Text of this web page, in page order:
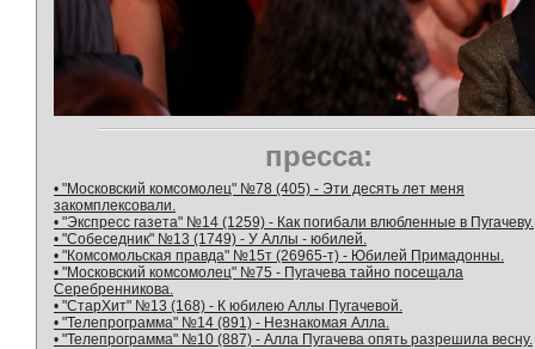
пресса:
• "Московский комсомолец" №78 (405) - Эти десять лет меня
закомплексовали.
• "Экспресс газета" №14 (1259) - Как погибали влюбленные в Пугачеву.
• "Собеседник" №13 (1749) - У Аллы - юбилей.
• "Комсомольская правда" №15т (26965-т) - Юбилей Примадонны.
• "Московский комсомолец" №75 - Пугачева тайно посещала
Серебренникова.
• "СтарХит" №13 (168) - К юбилею Аллы Пугачевой.
• "Телепрограмма" №14 (891) - Незнакомая Алла.
• "Телепрограмма" №10 (887) - Алла Пугачева опять разрешила весну.